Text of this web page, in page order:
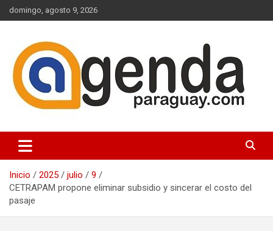
Saltar
al
domingo, agosto 9, 2026
Agenda Paraguay
Inicio 2025 julio
9
CETRAPAM propone eliminar subsidio y sincerar el costo del
pasaje